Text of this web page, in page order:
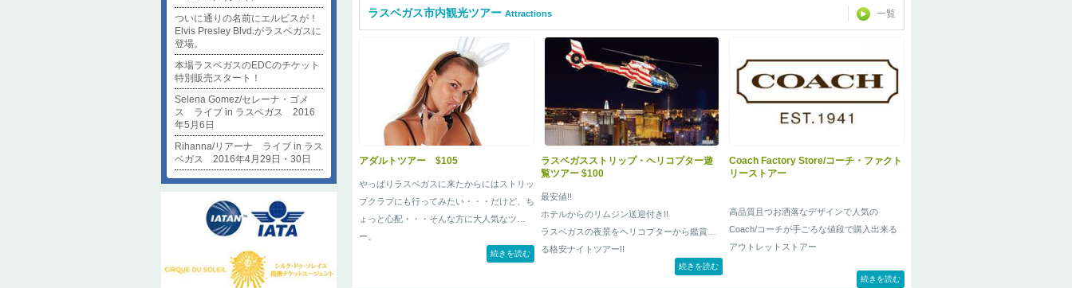
ついに通りの名前にエルビスが！
Elvis Presley Blvd.がラスベガスに
登場。
本場ラスベガスのEDCのチケット
特別販売スタート！
Selena Gomez/セレーナ・ゴメ
ス ライブ in ラスベガス 2016
年5月6日
Rihanna/リアーナ ライブ in ラス
ベガス 2016年4月29日・30日
ラスベガス市内観光ツアーAttractions 一覧
アダルトツアー $105
やっぱりラスベガスに来たからにはストリッ
プクラブにも行ってみたい・・・だけど、ち
ょっと心配・・・そんな方に大人気なツア
ー。
続きを読む
ラスベガスストリップ・ヘリコプター遊
覧ツアー $100
最安値!!
ホテルからのリムジン送迎付き!!
ラスベガスの夜景をヘリコプターから鑑賞す
る格安ナイトツアー!!
続きを読む
Coach Factory Store/コーチ・ファクト
リーストアー
高品質且つお洒落なデザインで人気の
Coach/コーチが手ごろな値段で購入出来る
アウトレットストアー
続きを読む